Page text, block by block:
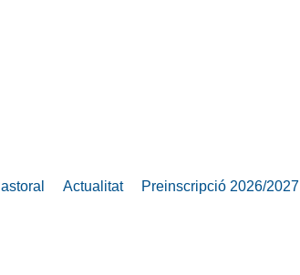
Actualitat Preinscripció 2026/2027